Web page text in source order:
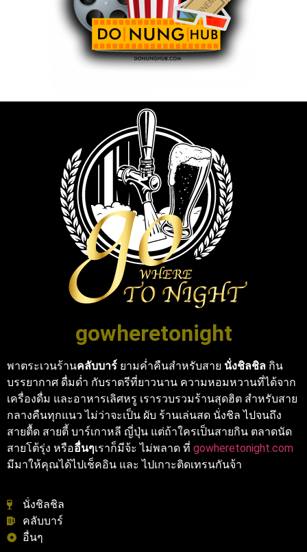
gowheretonight
พาตระเวนร้านคลับบาร์ ยามค่ำคืนสำหรับสาย นั่งชิลชิล กิน
บรรยากาศ ดื่มด่ำ กับราตรีที่ยาวนาน ความหอมหวานที่ได้จาก
เครื่องดื่ม และอาหารเลิศหรู เรารวบรวมร้านสุดฮิต สำหรับสาย
กลางคืนทุกแนว ไม่ว่าจะเป็น ผับ ร้านเล่นสด นั่งชิล ไปจนถึง
สายตื้ด สายตี้ บาร์เกาหลี ญี่ปุ่น แต่ถ้าใครเป็นสายกิน ตลาดนัด
สายโต้รุ่ง หรืออื่นๆเราก็มีจ้ะ ไม่พลาด ที่ gowheretonight.com
มีมาให้คุณได้ไปเช็คอิน และ ไปเกาะติดเทรนกันจ้า
นั่งชิลชิล
คลับบาร์
อื่นๆ